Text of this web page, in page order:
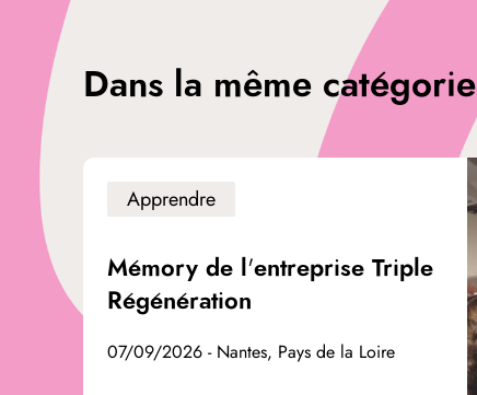
Dans la même catégorie
Apprendre
Mémory de l'entreprise Triple
Régénération
07/09/2026 - Nantes, Pays de la Loire